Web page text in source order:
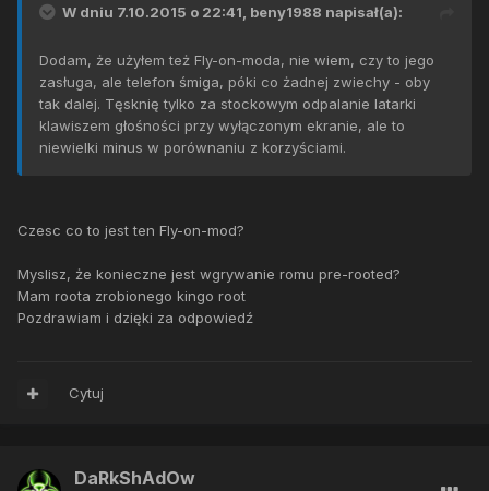
W dniu 7.10.2015 o 22:41, beny1988 napisał(a):
Dodam, że użyłem też Fly-on-moda, nie wiem, czy to jego
zasługa, ale telefon śmiga, póki co żadnej zwiechy - oby
tak dalej. Tęsknię tylko za stockowym odpalanie latarki
klawiszem głośności przy wyłączonym ekranie, ale to
niewielki minus w porównaniu z korzyściami.
Czesc co to jest ten Fly-on-mod?
Myslisz, że konieczne jest wgrywanie romu pre-rooted?
Mam roota zrobionego kingo root
Pozdrawiam i dzięki za odpowiedź
Cytuj
DaRkShAdOw